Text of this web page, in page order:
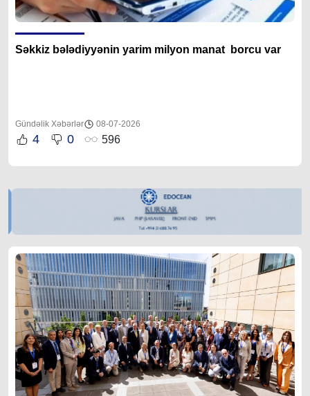
Səkkiz bələdiyyənin yarim milyon manat borcu var
Gündəlik Xəbərlər 08-07-2026
4 0 596